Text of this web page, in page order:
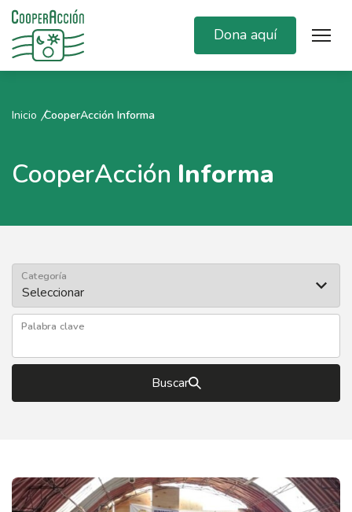
Dona aquí
Inicio CooperAcción Informa
CooperAcción Informa
Categoría
Palabra clave
Buscar